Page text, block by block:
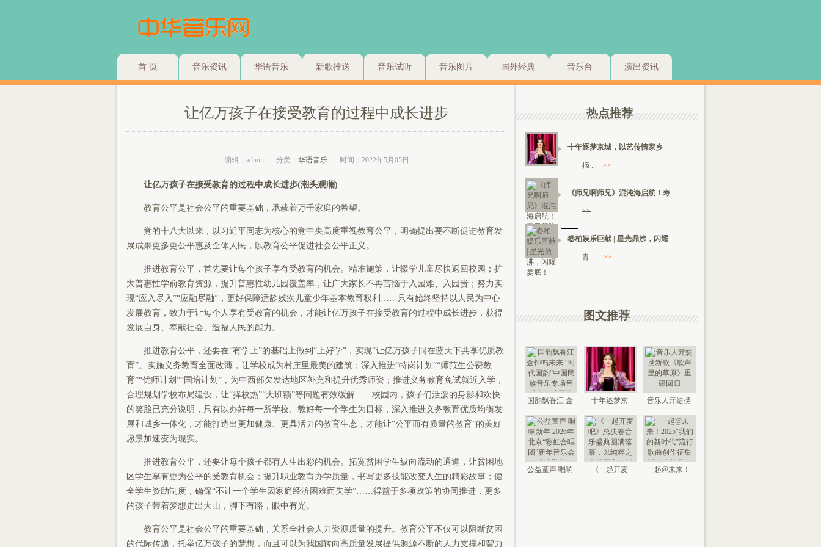
首 页 音乐资讯 华语音乐 新歌推送 音乐试听 音乐图片 国外经典 音乐台 演出资讯
让亿万孩子在接受教育的过程中成长进步
编辑：admin 分类： 华语音乐 时间：2022年5月05日
让亿万孩子在接受教育的过程中成长进步(潮头观澜)
教育公平是社会公平的重要基础，承载着万千家庭的希望。
党的十八大以来，以习近平同志为核心的党中央高度重视教育公平，明确提出要不断促进教育发
展成果更多更公平惠及全体人民，以教育公平促进社会公平正义。
推进教育公平，首先要让每个孩子享有受教育的机会。精准施策，让辍学儿童尽快返回校园；扩
大普惠性学前教育资源，提升普惠性幼儿园覆盖率，让广大家长不再苦恼于入园难、入园贵；努力实
现“应入尽入”“应融尽融”，更好保障适龄残疾儿童少年基本教育权利……只有始终坚持以人民为中心
发展教育，致力于让每个人享有受教育的机会，才能让亿万孩子在接受教育的过程中成长进步，获得
发展自身、奉献社会、造福人民的能力。
推进教育公平，还要在“有学上”的基础上做到“上好学”，实现“让亿万孩子同在蓝天下共享优质教
育”。实施义务教育全面改薄，让学校成为村庄里最美的建筑；深入推进“特岗计划”“师范生公费教
育”“优师计划”“国培计划”，为中西部欠发达地区补充和提升优秀师资；推进义务教育免试就近入学，
合理规划学校布局建设，让“择校热”“大班额”等问题有效缓解……校园内，孩子们活泼的身影和欢快
的笑脸已充分说明，只有以办好每一所学校、教好每一个学生为目标，深入推进义务教育优质均衡发
展和城乡一体化，才能打造出更加健康、更具活力的教育生态，才能让“公平而有质量的教育”的美好
愿景加速变为现实。
推进教育公平，还要让每个孩子都有人生出彩的机会。拓宽贫困学生纵向流动的通道，让贫困地
区学生享有更为公平的受教育机会；提升职业教育办学质量，书写更多技能改变人生的精彩故事；健
全学生资助制度，确保“不让一个学生因家庭经济困难而失学”……得益于多项政策的协同推进，更多
的孩子带着梦想走出大山，脚下有路，眼中有光。
教育公平是社会公平的重要基础，关系全社会人力资源质量的提升。教育公平不仅可以阻断贫困
的代际传递，托举亿万孩子的梦想，而且可以为我国转向高质量发展提供源源不断的人力支撑和智力
热点推荐
十年逐梦京城，以艺传情家乡——
摘 ... >>
《师兄啊师兄》混沌海启航！寿
>>
卷柏娱乐巨献 | 星光鼎沸，闪耀
青 ... >>
图文推荐
国韵飘香江 金
钟鸣未来 “时代
国
十年逐梦京
城，以艺传情
家乡——
音乐人亓婕携
新歌《歌声里
的草
公益童声 唱响
《一起开麦
一起@未来！